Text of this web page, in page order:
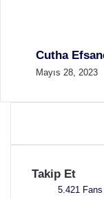
Cutha
Mayıs 28, 2023
Takip Et
5.421 Fans